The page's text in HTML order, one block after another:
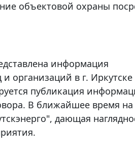
объектовой охраны
информация
организаций в г. Иркутске
публикация
В ближайшее время
дающая